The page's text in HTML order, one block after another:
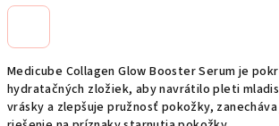
Medicube Collagen Glow Booster Serum je
hydratačných zložiek, aby navrátilo pleti
vrásky a zlepšuje pružnosť pokožky,